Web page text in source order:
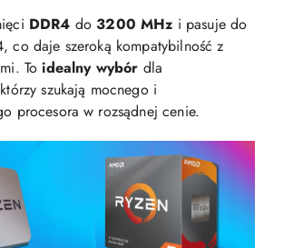
DDR4 do3200 MHz i pasuje do
co daje szeroką kompatybilność z
Toidealny wybór dla
szukają mocnego i
procesora w rozsądnej cenie.